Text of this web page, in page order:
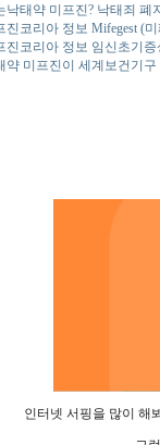
낙태약 미프진? 낙태죄 폐
진코리아 정보 Mifegest (
진코리아 정보 임신초기
약 미프진이 세계보건기
인터넷 서핑을 많이 해